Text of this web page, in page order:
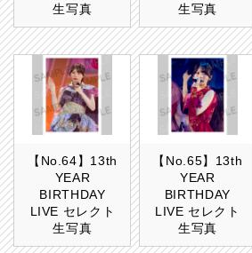
生写真
生写真
【No.64】13th
YEAR
BIRTHDAY
LIVE セレクト
生写真
【No.65】13th
YEAR
BIRTHDAY
LIVE セレクト
生写真